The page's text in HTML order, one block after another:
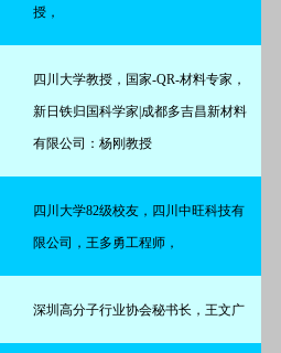
授，
四川大学教授，国家-QR-材料专家，
新日铁归国科学家 成都多吉昌新材料
有限公司：杨刚教授
四川大学82级校友，四川中旺科技有
限公司，王多勇工程师，
深圳高分子行业协会秘书长，王文广